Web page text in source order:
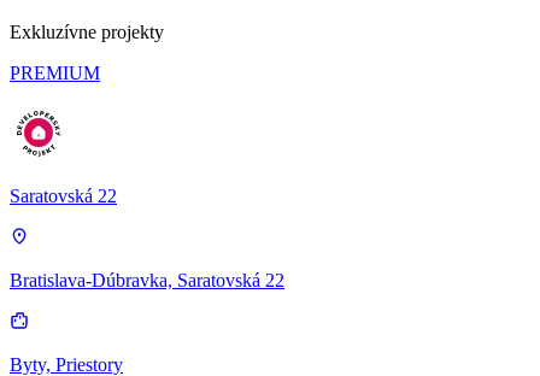
Exkluzívne projekty
PREMIUM
Saratovská 22
Bratislava-Dúbravka, Saratovská 22
Byty, Priestory